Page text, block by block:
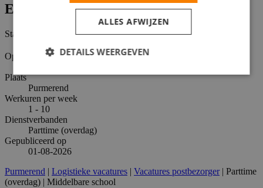
Extra informatie
Status
Open
Opleidingsniveaus
Plaats
Purmerend
Werkuren per week
1 - 10
Dienstverbanden
Parttime (overdag)
Gepubliceerd op
01-08-2026
Purmerend | Logistieke vacatures | Vacatures postbezorger| Parttime
(overdag) | Middelbare school
ALLES AFWIJZEN
DETAILS WEERGEVEN